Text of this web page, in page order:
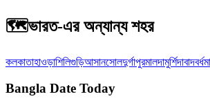
🗺️ভারত-এর অন্যান্য শহর
কলকাতাহাওড়াশিলিগুড়িআসানসোলদুর্গাপুরমালদামুর্শিদাবাদ
Bangla Date Today